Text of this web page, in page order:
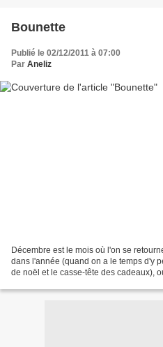
Bounette
Publié le 02/12/2011 à 07:00
Par Aneliz
Décembre est le mois où l'on se
dans l'année (quand on a le temps d'y
de noël et le casse-tête des cadeaux),